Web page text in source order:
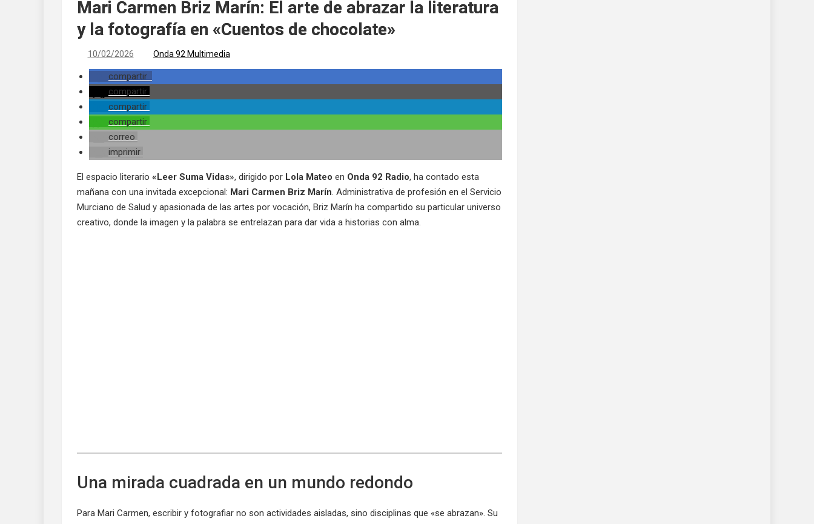
Mari Carmen Briz Marín: El arte de abrazar la literatura
y la fotografía en «Cuentos de chocolate»
10/02/2026 Onda 92 Multimedia
compartir
compartir
compartir
compartir
correo
imprimir
El espacio literario «Leer Suma Vidas», dirigido por Lola Mateo en Onda 92 Radio, ha contado esta
mañana con una invitada excepcional: Mari Carmen Briz Marín. Administrativa de profesión en el Servicio
Murciano de Salud y apasionada de las artes por vocación, Briz Marín ha compartido su particular universo
creativo, donde la imagen y la palabra se entrelazan para dar vida a historias con alma.
Una mirada cuadrada en un mundo redondo
Para Mari Carmen, escribir y fotografiar no son actividades aisladas, sino disciplinas que «se abrazan». Su